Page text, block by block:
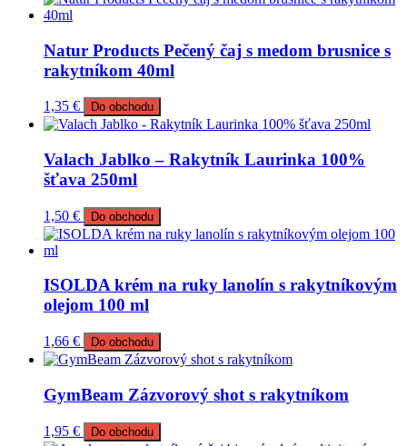
Natur Products Pečený čaj s medom brusnice s
rakytníkom 40ml
1,35 € Do obchodu
Valach Jablko – Rakytník Laurinka 100%
šťava 250ml
1,50 € Do obchodu
ISOLDA krém na ruky lanolín s rakytníkovým
olejom 100 ml
1,66 € Do obchodu
GymBeam Zázvorový shot s rakytníkom
1,95 € Do obchodu